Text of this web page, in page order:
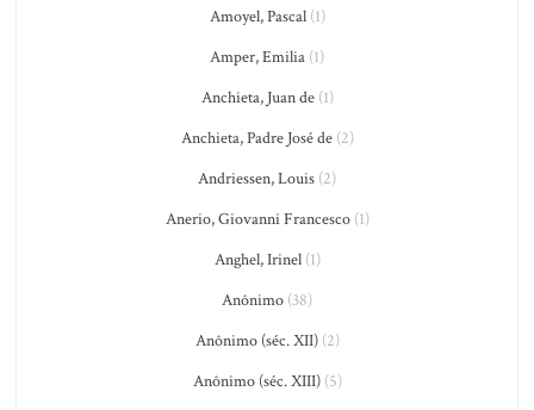
Amoyel, Pascal(1)
Amper, Emilia (1)
Anchieta, Juan de(1)
Anchieta, Padre José de(2)
Andriessen, Louis (2)
Anerio, Giovanni Francesco(1)
Anghel, Irinel(1)
Anônimo (38)
Anônimo (séc. XII)(2)
Anônimo (séc. XIII)(5)